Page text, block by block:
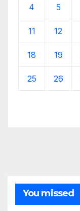
4 5
11 12
18 19
25 26
You missed